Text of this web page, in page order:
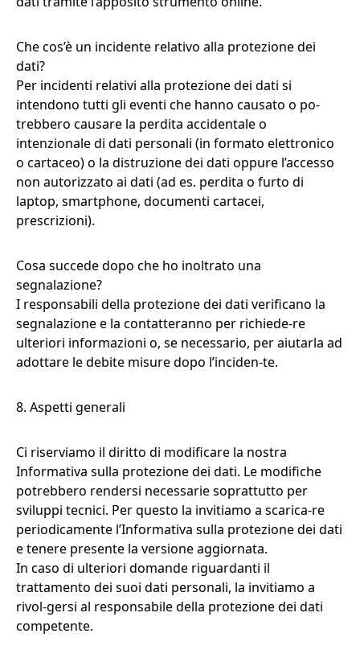
Che cos’è un incidente relativo alla protezione dei
dati?
Per incidenti relativi alla protezione dei dati si
intendono tutti gli eventi che hanno causato o po-
trebbero causare la perdita accidentale o
intenzionale di dati personali (in formato elettronico
o cartaceo) o la distruzione dei dati oppure l’accesso
non autorizzato ai dati (ad es. perdita o furto di
laptop, smartphone, documenti cartacei,
prescrizioni).
Cosa succede dopo che ho inoltrato una
segnalazione?
I responsabili della protezione dei dati verificano la
segnalazione e la contatteranno per richiede-re
ulteriori informazioni o, se necessario, per aiutarla ad
adottare le debite misure dopo l’inciden-te.
8. Aspetti generali
Ci riserviamo il diritto di modificare la nostra
Informativa sulla protezione dei dati. Le modifiche
potrebbero rendersi necessarie soprattutto per
sviluppi tecnici. Per questo la invitiamo a scarica-re
periodicamente l’Informativa sulla protezione dei dati
e tenere presente la versione aggiornata.
In caso di ulteriori domande riguardanti il
trattamento dei suoi dati personali, la invitiamo a
rivol-gersi al responsabile della protezione dei dati
competente.